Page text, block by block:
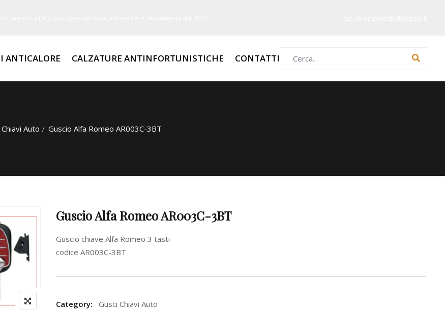
ANTICALORE CALZATURE ANTINFORTUNISTICHE CONTATTI
Auto Guscio Alfa Romeo AR003C-3BT
Guscio Alfa Romeo AR003C-3BT
Guscio chiave Alfa Romeo 3 tasti
codice AR003C-3BT
Category:
Gusci Chiavi Auto